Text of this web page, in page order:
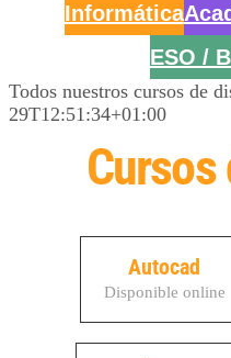
Informática
ESO /
Todos nuestros cursos de
29T12:51:34+01:00
Autocad
Disponible online